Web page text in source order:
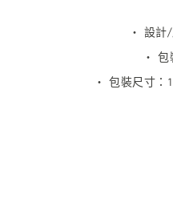
・ 設計
・
・包裝尺寸：